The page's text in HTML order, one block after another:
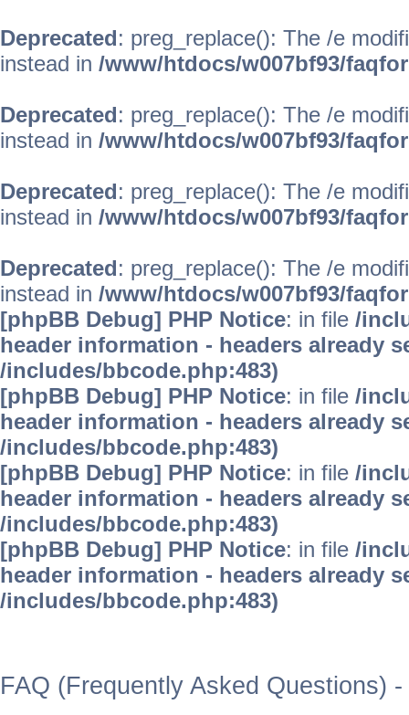
Deprecated: preg_replace(): The /e
instead in /www/htdocs/w007bf93/
Deprecated: preg_replace(): The /e
instead in /www/htdocs/w007bf93/
Deprecated: preg_replace(): The /e
instead in /www/htdocs/w007bf93/
Deprecated: preg_replace(): The /e
instead in /www/htdocs/w007bf93/
[phpBB Debug] PHP Notice: in file /
header information - headers already
/includes/bbcode.php:483)
[phpBB Debug] PHP Notice: in file /
header information - headers already
/includes/bbcode.php:483)
[phpBB Debug] PHP Notice: in file /
header information - headers already
/includes/bbcode.php:483)
[phpBB Debug] PHP Notice: in file /
header information - headers already
/includes/bbcode.php:483)
FAQ (Frequently Asked Questions)